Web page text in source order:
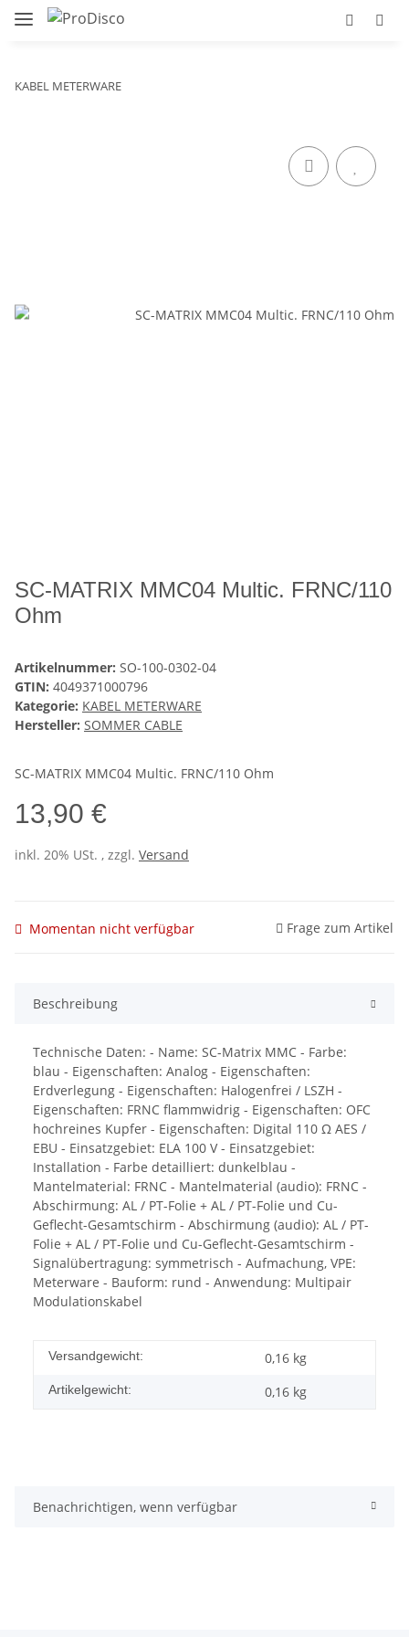
KABEL METERWARE
SC-MATRIX MMC04 Multic. FRNC/110
Ohm
Artikelnummer: SO-100-0302-04
GTIN: 4049371000796
Kategorie: KABEL METERWARE
Hersteller: SOMMER CABLE
SC-MATRIX MMC04 Multic. FRNC/110 Ohm
13,90 €
inkl. 20% USt. , zzgl. Versand
Momentan nicht verfügbar Frage zum Artikel
Beschreibung
Technische Daten: - Name: SC-Matrix MMC - Farbe:
blau - Eigenschaften: Analog - Eigenschaften:
Erdverlegung - Eigenschaften: Halogenfrei / LSZH -
Eigenschaften: FRNC flammwidrig - Eigenschaften: OFC
hochreines Kupfer - Eigenschaften: Digital 110 Ω AES /
EBU - Einsatzgebiet: ELA 100 V - Einsatzgebiet:
Installation - Farbe detailliert: dunkelblau -
Mantelmaterial: FRNC - Mantelmaterial (audio): FRNC -
Abschirmung: AL / PT-Folie + AL / PT-Folie und Cu-
Geflecht-Gesamtschirm - Abschirmung (audio): AL / PT-
Folie + AL / PT-Folie und Cu-Geflecht-Gesamtschirm -
Signalübertragung: symmetrisch - Aufmachung, VPE:
Meterware - Bauform: rund - Anwendung: Multipair
Modulationskabel
Versandgewicht: 0,16 kg
Artikelgewicht: 0,16 kg
Benachrichtigen, wenn verfügbar